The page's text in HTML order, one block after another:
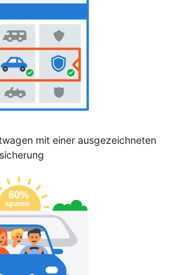
mit einer ausgezeichneten